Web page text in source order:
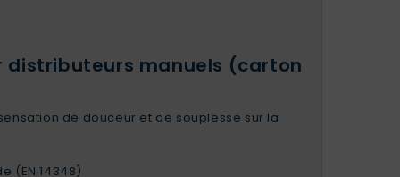
distributeurs manuels (carton
de douceur et de souplesse sur la
(EN 14348)